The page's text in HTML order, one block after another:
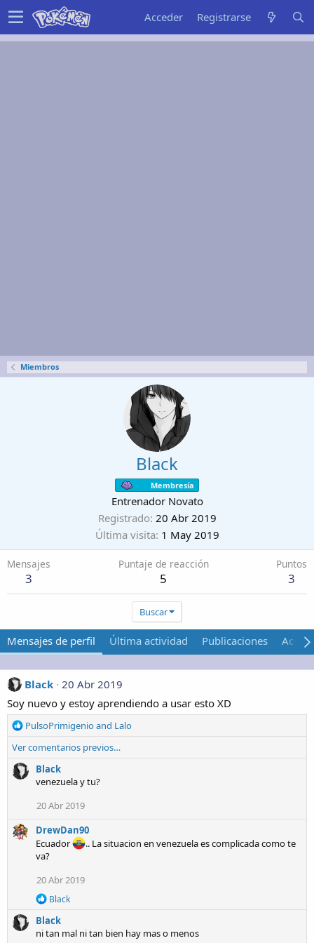
Acceder Registrarse
Miembros
Black
Membresía
Entrenador Novato
Registrado 20 Abr 2019
Última visita 1 May 2019
Mensajes
3
Puntaje de reacción
5
Puntos
3
Buscar
Mensajes de perfil Última actividad Publicaciones Acerca
Black 20 Abr 2019
Soy nuevo y estoy aprendiendo a usar esto XD
R
a
c
c
e
s
PulsoPrimigenioand Lalo
Ver comentarios previos…
Black
venezuela y tu?
20 Abr 2019
DrewDan90
Ecuador
.. La situacion en venezuela es complicada como te
va?
20 Abr 2019
R
a
c
Black
Black
ni tan mal ni tan bien hay mas o menos